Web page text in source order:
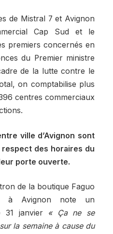
de Mistral 7 et Avignon
Cap Sud et le
premiers concernés en
du Premier ministre
de la lutte contre le
on comptabilise plus
centres commerciaux
ville d’Avignon sont
des horaires du
porte ouverte.
de la boutique Faguo
à Avignon note un
31 janvier « Ça ne se
la semaine à cause du